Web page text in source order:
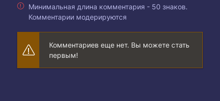
Минимальная длина комментария - 50 знаков.
Комментарии модерируются
Комментариев еще нет. Вы можете стать
первым!